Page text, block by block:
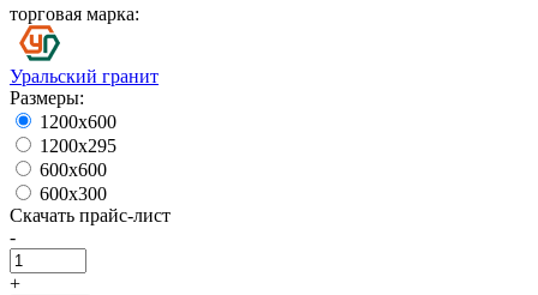
торговая марка:
Уральский гранит
Размеры:
1200х600
1200х295
600х600
600х300
Скачать прайс-лист
-
+